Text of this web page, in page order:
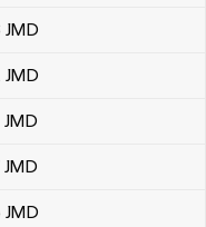
dolara jamajskiego
JMD
JMD
JMD
JMD
JMD